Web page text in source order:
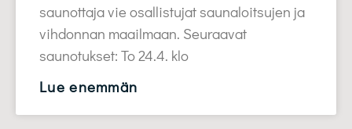
saunottaja vie osallistujat saunaloitsujen ja
vihdonnan maailmaan. Seuraavat
saunotukset: To 24.4. klo
Lue enemmän